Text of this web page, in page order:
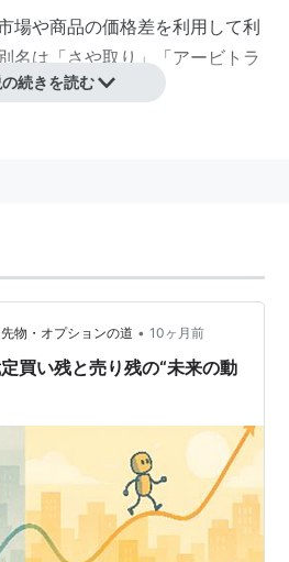
場や商品の価格差を利用して利
名は「さや取り」「アービトラ
実を知っていれば、安いところ
って行って売るだけで、利益を
住宅ローンの借り換えとかも該
証券を組み合わせて、追加の資
い
裁定価格理論(APT)では、裁定
益率がゼロである状態を「 裁定
free)とよび、証券価格は裁定
衡すると考える。
をできる限り（または、相対的
続きを読む
物・オプションの道 • 10ヶ月前
買い残と売り残の“未来の動